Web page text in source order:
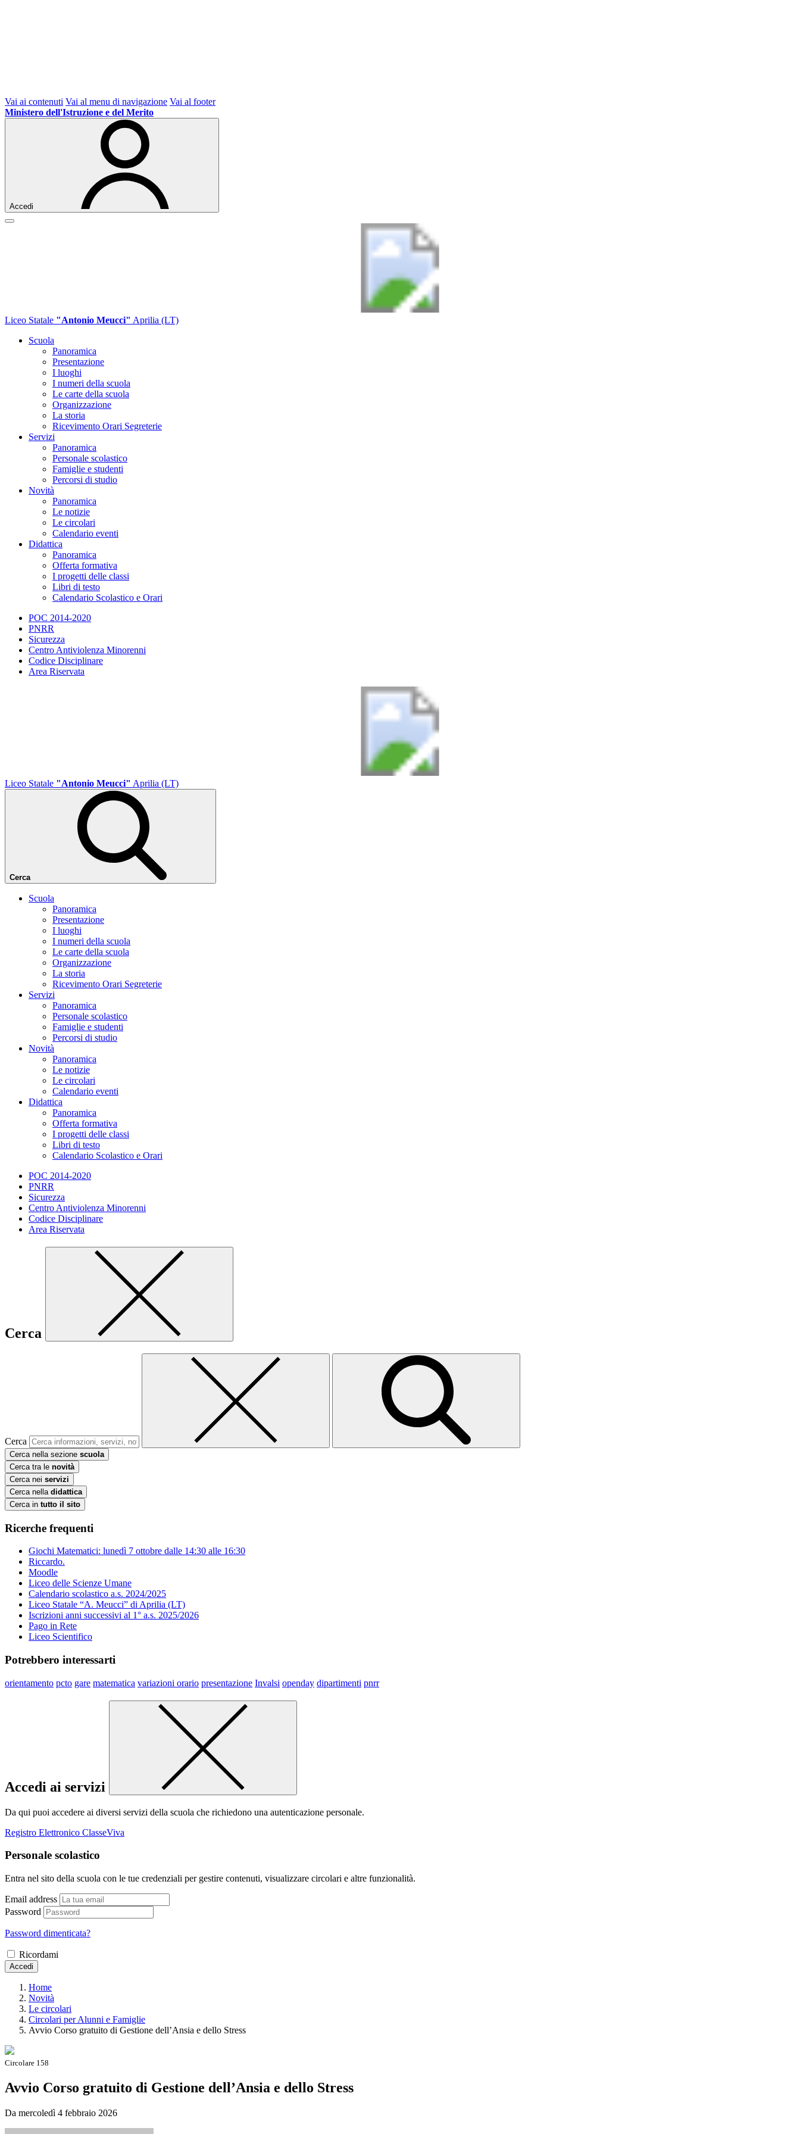
Vai ai contenuti Vai al menu di navigazione Vai al footer
Ministero dell'Istruzione e del Merito
Accedi
Liceo Statale "Antonio Meucci" Aprilia (LT)
Scuola
Panoramica
Presentazione
I luoghi
I numeri della scuola
Le carte della scuola
Organizzazione
La storia
Ricevimento Orari Segreterie
Servizi
Panoramica
Personale scolastico
Famiglie e studenti
Percorsi di studio
Novità
Panoramica
Le notizie
Le circolari
Calendario eventi
Didattica
Panoramica
Offerta formativa
I progetti delle classi
Libri di testo
Calendario Scolastico e Orari
POC 2014-2020
PNRR
Sicurezza
Centro Antiviolenza Minorenni
Codice Disciplinare
Area Riservata
Liceo Statale "Antonio Meucci" Aprilia (LT)
Cerca
Scuola
Panoramica
Presentazione
I luoghi
I numeri della scuola
Le carte della scuola
Organizzazione
La storia
Ricevimento Orari Segreterie
Servizi
Panoramica
Personale scolastico
Famiglie e studenti
Percorsi di studio
Novità
Panoramica
Le notizie
Le circolari
Calendario eventi
Didattica
Panoramica
Offerta formativa
I progetti delle classi
Libri di testo
Calendario Scolastico e Orari
POC 2014-2020
PNRR
Sicurezza
Centro Antiviolenza Minorenni
Codice Disciplinare
Area Riservata
Cerca
Cerca
Cerca nella sezione scuola
Cerca tra le novità
Cerca nei servizi
Cerca nella didattica
Cerca in tutto il sito
Ricerche frequenti
Giochi Matematici: lunedì 7 ottobre dalle 14:30 alle 16:30
Riccardo.
Moodle
Liceo delle Scienze Umane
Calendario scolastico a.s. 2024/2025
Liceo Statale “A. Meucci” di Aprilia (LT)
Iscrizioni anni successivi al 1° a.s. 2025/2026
Pago in Rete
Liceo Scientifico
Potrebbero interessarti
orientamento pcto gare matematica variazioni orario presentazione Invalsi openday dipartimenti pnrr
Accedi ai servizi
Da qui puoi accedere ai diversi servizi della scuola che richiedono una autenticazione personale.
Registro Elettronico ClasseViva
Personale scolastico
Entra nel sito della scuola con le tue credenziali per gestire contenuti, visualizzare circolari e altre funzionalità.
Email address
Password
Password dimenticata?
Ricordami
Accedi
Home
Novità
Le circolari
Circolari per Alunni e Famiglie
Avvio Corso gratuito di Gestione dell’Ansia e dello Stress
Circolare 158
Avvio Corso gratuito di Gestione dell’Ansia e dello Stress
Da mercoledì 4 febbraio 2026